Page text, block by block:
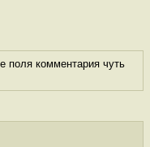
поля комментария чуть